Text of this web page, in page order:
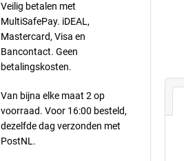
Veilig betalen met
MultiSafePay. iDEAL,
Mastercard, Visa en
Bancontact. Geen
betalingskosten.
Van bijna elke maat 2 op
voorraad. Voor 16:00 besteld,
dezelfde dag verzonden met
PostNL.